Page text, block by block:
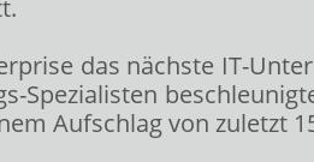
das nächste IT-
Spezialisten
Aufschlag von zuletzt